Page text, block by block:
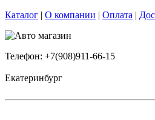
Каталог | О компании | Оплата |
Телефон: +7(908)911-66-15
Екатеринбург